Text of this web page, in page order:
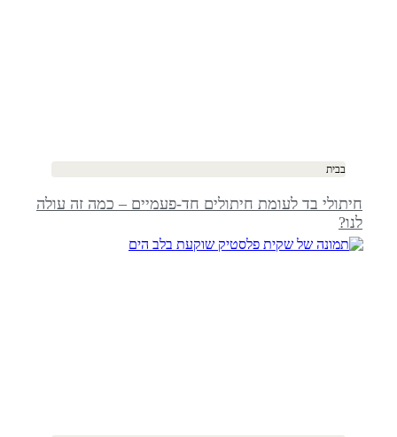
בבית
חיתולי בד לעומת חיתולים חד-פעמיים – כמה זה עולה
לנו?